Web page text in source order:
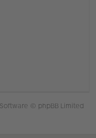
© phpBB Limited